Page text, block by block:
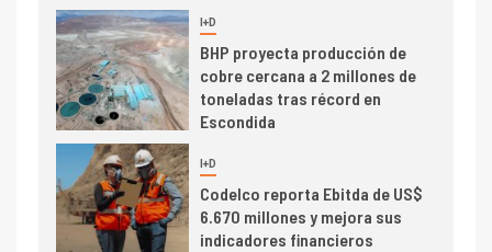
6 I+D
BHP proyecta producción de
cobre cercana a 2 millones de
toneladas tras récord en
Escondida
I+D
Codelco reporta Ebitda de US$
6.670 millones y mejora sus
indicadores financieros